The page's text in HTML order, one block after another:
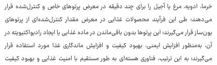
خرما، ادویه، مرغ یا آجیل را برای چند دقیقه در معرض پرتوهای خاص و کنترل‌شده قرار
می‌دهند؛ طی این فرآیند محصولات غذایی در معرض مقدار کنترل‌شده‌ای از پرتوهای
یون‌ساز قرار می‌گیرند؛ این پرتوها بدون باقی‌ماندن در ماده غذایی یا ایجاد رادیواکتیویته در
آن، به‌منظور افزایش ایمنی، بهبود کیفیت و افزایش ماندگاری غذا مورد استفاده قرار
می‌گیرند؛ به این ترتیب، فناوری هسته‌ای به طور مستقیم با امنیت غذایی و بهبود کیفیت